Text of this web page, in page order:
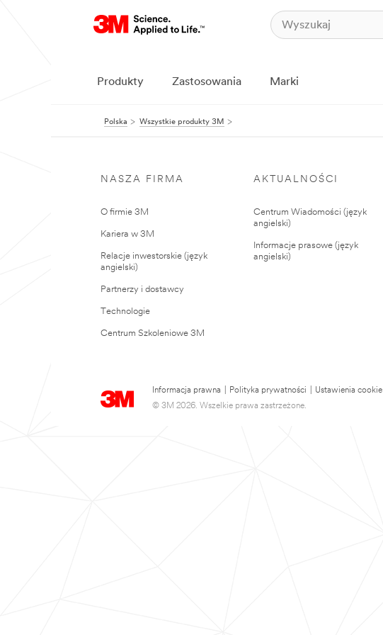
Produkty Zastosowania Marki
Polska Wszystkie produkty 3M
NASZA FIRMA
O firmie 3M
Kariera w 3M
Relacje inwestorskie (język
angielski)
Partnerzy i dostawcy
Technologie
Centrum Szkoleniowe 3M
AKTUALNOŚCI
Centrum Wiadomości (język
angielski)
Informacje prasowe (język
angielski)
Informacja prawna Polityka prywatności
Ustawienia cookie
© 3M 2026. Wszelkie prawa zastrzeżone.